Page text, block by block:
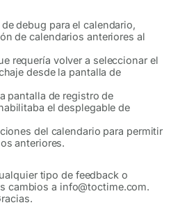
debug para el calendario,
de calendarios anteriores al
requería volver a seleccionar el
desde la pantalla de
pantalla de registro de
el desplegable de
del calendario para permitir
anteriores.
tipo de feedback o
cambios a info@toctime.com.